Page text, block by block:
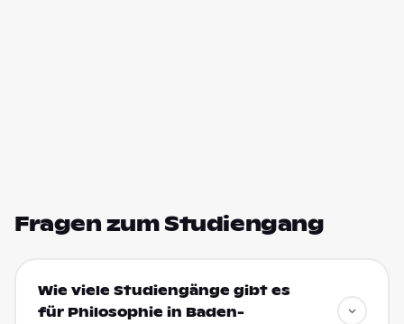
Fragen zum Studiengang
Wie viele Studiengänge gibt es
für Philosophie in Baden-